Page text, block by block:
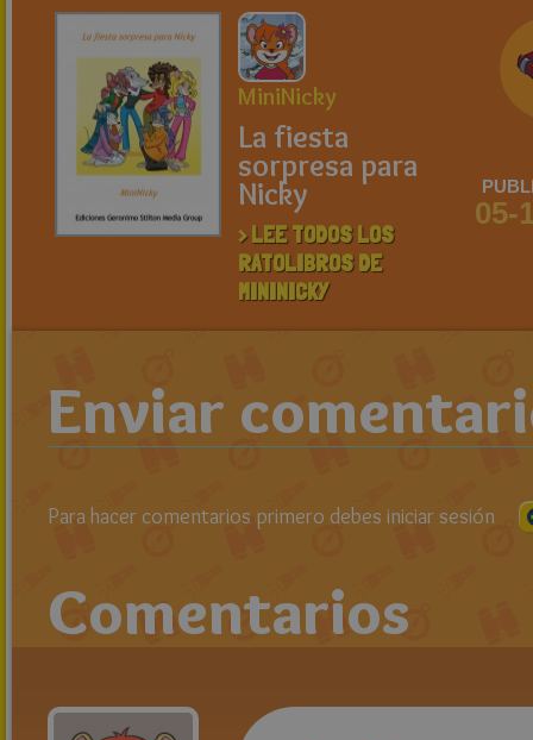
MiniNicky
La fiesta
sorpresa para
Nicky
> LEE TODOS LOS
RATOLIBROS DE
MININICKY
05-
Enviar
Para hacer comentarios primero debes iniciar sesión
Comentarios